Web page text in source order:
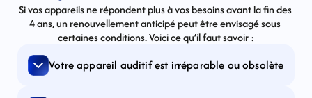
Si vos appareils ne répondent plus à vos besoins avant la fin des
4 ans, un renouvellement anticipé peut être envisagé sous
certaines conditions. Voici ce qu’il faut savoir :
Votre appareil auditif est irréparable ou obsolète